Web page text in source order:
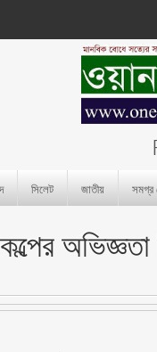
সিলেট জাতীয় সমগ্র